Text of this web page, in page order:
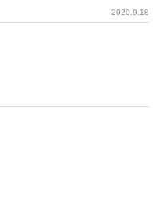
2020.9.18